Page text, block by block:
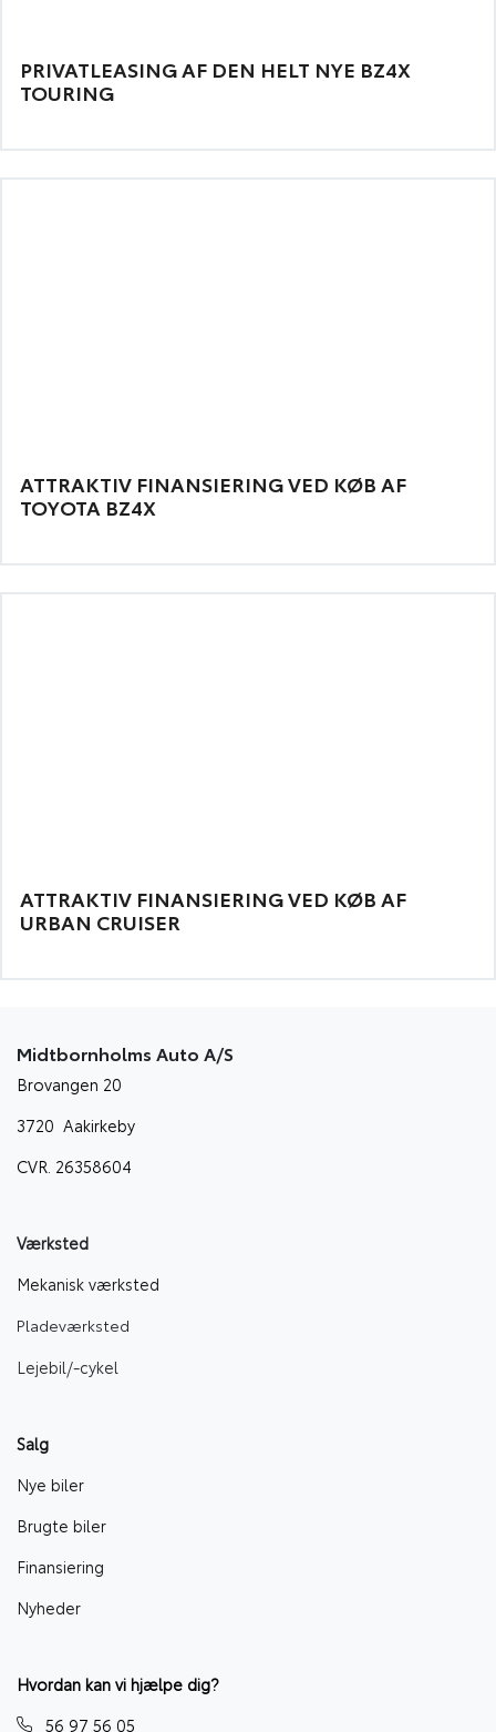
PRIVATLEASING AF DEN HELT NYE BZ4X
TOURING
ATTRAKTIV FINANSIERING VED KØB AF
TOYOTA BZ4X
ATTRAKTIV FINANSIERING VED KØB AF
URBAN CRUISER
Midtbornholms Auto A/S
Brovangen 20
3720 Aakirkeby
CVR. 26358604
Værksted
Mekanisk værksted
Pladeværksted
Lejebil/-cykel
Salg
Nye biler
Brugte biler
Finansiering
Nyheder
Hvordan kan vi hjælpe dig?
56 97 56 05